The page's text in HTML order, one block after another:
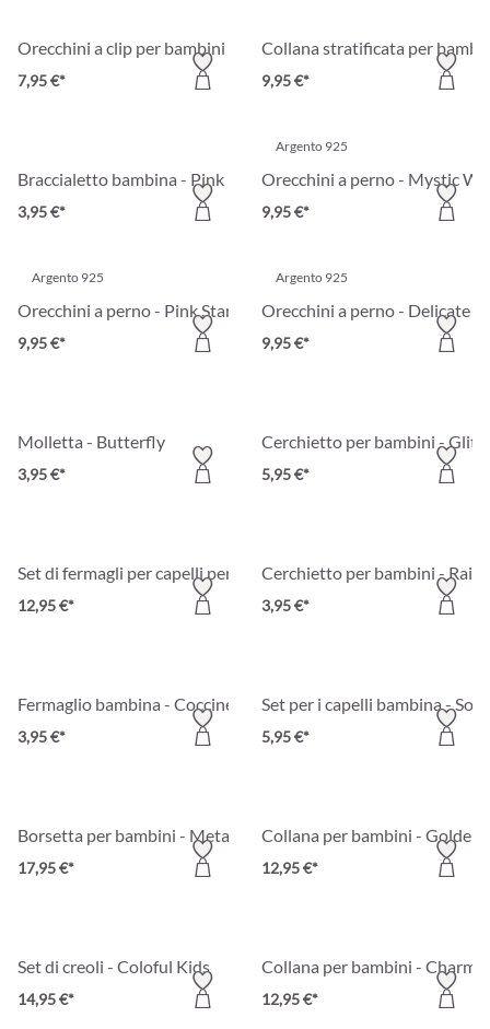
Orecchini a clip per bambini - Sparkling Spring
7,95 €*
Collana stratificata per
9,95 €*
Braccialetto bambina - Pink Butterfly
3,95 €*
Argento 925
Orecchini a perno - Mystic
9,95 €*
Argento 925
Orecchini a perno - Pink Starfish
9,95 €*
Argento 925
Orecchini a perno - Delicate
9,95 €*
Molletta - Butterfly
3,95 €*
Cerchietto per bambini -
5,95 €*
Set di fermagli per capelli per bambini - Sweet Treats
12,95 €*
Cerchietto per bambini -
3,95 €*
Fermaglio bambina - Coccinella
3,95 €*
Set per i capelli bambina -
5,95 €*
Borsetta per bambini - Metallic Shell
17,95 €*
Collana per bambini - Golden
12,95 €*
Set di creoli - Coloful Kids
14,95 €*
Collana per bambini - Charm
12,95 €*